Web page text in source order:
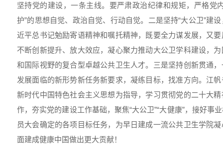
坚持党的建设，一条主线。要严肃政治纪律和规矩，严格党
护”的思想自觉、政治自觉、行动自觉。二是坚持“大公卫”建
近平总书记勉励寄语精神和嘱托精神，既要全力谋发展，又
不断创新提升、放大效应，凝心聚力推动大公卫学科建设，
和国际视野的复合型卓越公共卫生人才。三是坚持创新贯通
发展面临的新形势新任务新要求，凝练目标，找准方向。江
新时代中国特色社会主义思想为指导，学习贯彻党的二十大
作，夯实党的建设工作基础，聚焦“大公卫”“大健康”，接好事
员大会确定的各项目标任务，为早日建成一流公共卫生学院
面建成健康中国做出更大贡献！